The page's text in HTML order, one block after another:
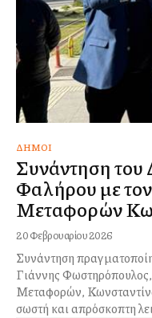
ΔΉΜΟΙ
Συνάντηση
Φαλήρου με
Μεταφορών
20 Φεβρουαρίου 2026
Συνάντηση
Γιάννης
Μεταφορών,
σωστή και απρόσκοπτη